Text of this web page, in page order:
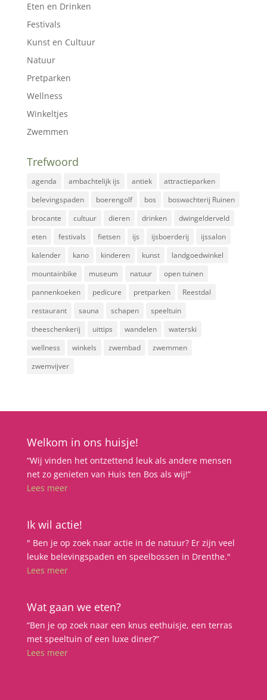
Eten en Drinken
Festivals
Kunst en Cultuur
Natuur
Pretparken
Wellness
Winkeltjes
Zwemmen
Trefwoord
agenda ambachtelijk ijs antiek
attractieparken
belevingspaden
boerengolf bos
boswachterij Ruinen
brocante
cultuur dieren drinken
dwingelderveld
eten
festivals fietsen ijs ijsboerderij
ijssalon
kalender
kano kinderen kunst
landgoedwinkel
mountainbike
museum natuur
open tuinen
pannenkoeken
pedicure pretparken
Reestdal
restaurant
sauna schapen
speeltuin
theeschenkerij
uittips wandelen
waterski
wellness
winkels zwembad
zwemmen
zwemvijver
Welkom in ons huisje!
“Wij vinden het ontzettend leuk als andere mensen
net zo genieten van Huis ten Bos als wij!”
Lees meer
Ik wil actie!
" Ben je op zoek naar actie in de natuur? Er zijn veel
leuke belevingspaden en speelbossen in Drenthe."
Lees meer
Wat gaan we eten?
“Ben je op zoek naar een knus eethuisje, een terras
met speeltuin of een luxe diner?”
Lees meer